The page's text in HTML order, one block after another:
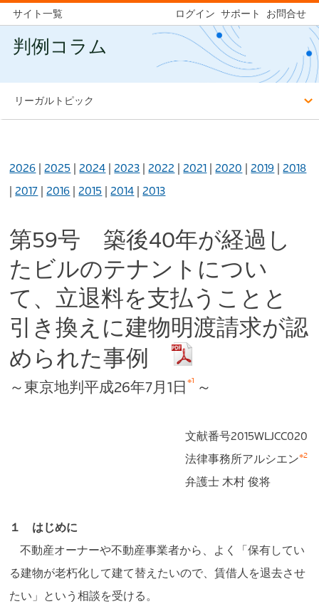
サイト一覧 ログイン サポート お問合せ
判例コラム
リーガルトピック
2026 |2025 |2024 |2023 |2022 |2021 |2020 |2019 |2018
|2017 |2016 |2015 |2014 |2013
第59号 築後40年が経過し
たビルのテナントについ
て、立退料を支払うことと
引き換えに建物明渡請求が認
められた事例
～東京地判平成26年7月1日※1 ～
文献番号2015WLJCC020
法律事務所アルシエン※2
弁護士 木村 俊将
１ はじめに
不動産オーナーや不動産事業者から、よく「保有してい
る建物が老朽化して建て替えたいので、賃借人を退去させ
たい」という相談を受ける。